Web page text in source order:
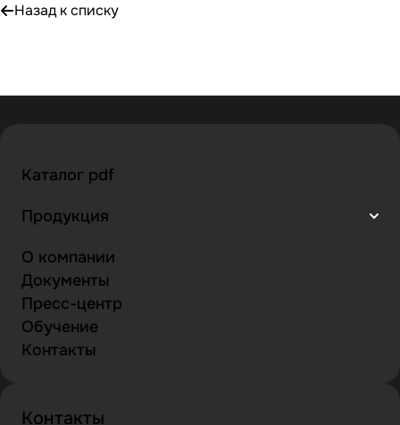
Назад к списку
Каталог pdf
Продукция
О компании
Документы
Пресс-центр
Обучение
Контакты
Контакты